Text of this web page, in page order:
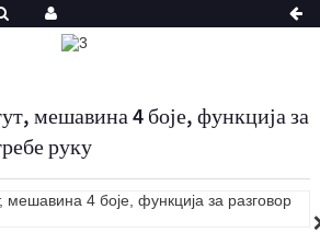
мешавина 4 боје, функција за
руку